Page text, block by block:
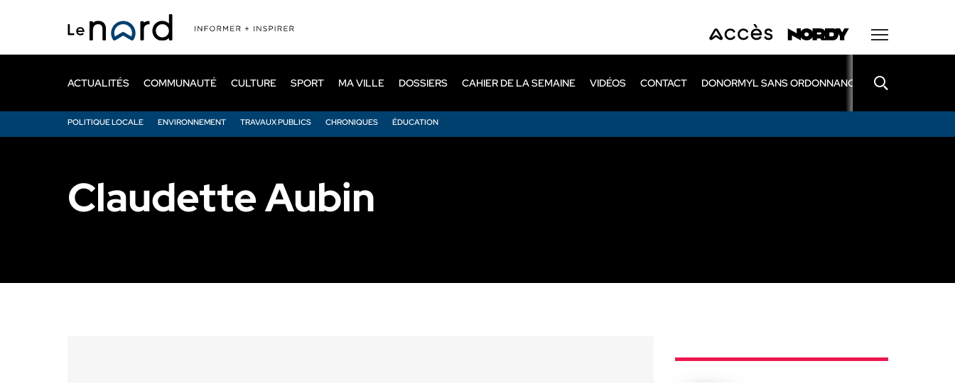
principal
ACTUALITÉS
POLITIQUE LOCALE ENVIRONNEMENT TRAVAUX PUBLICS CHRONIQUES ÉDUCATION
COMMUNAUTÉ CULTURE SPORT MA VILLE DOSSIERS CAHIER DE LA SEMAINE VIDÉOS CONTACT DONORMYL SANS ORDONNANCE LEXOMIL SANS
Claudette Aubin